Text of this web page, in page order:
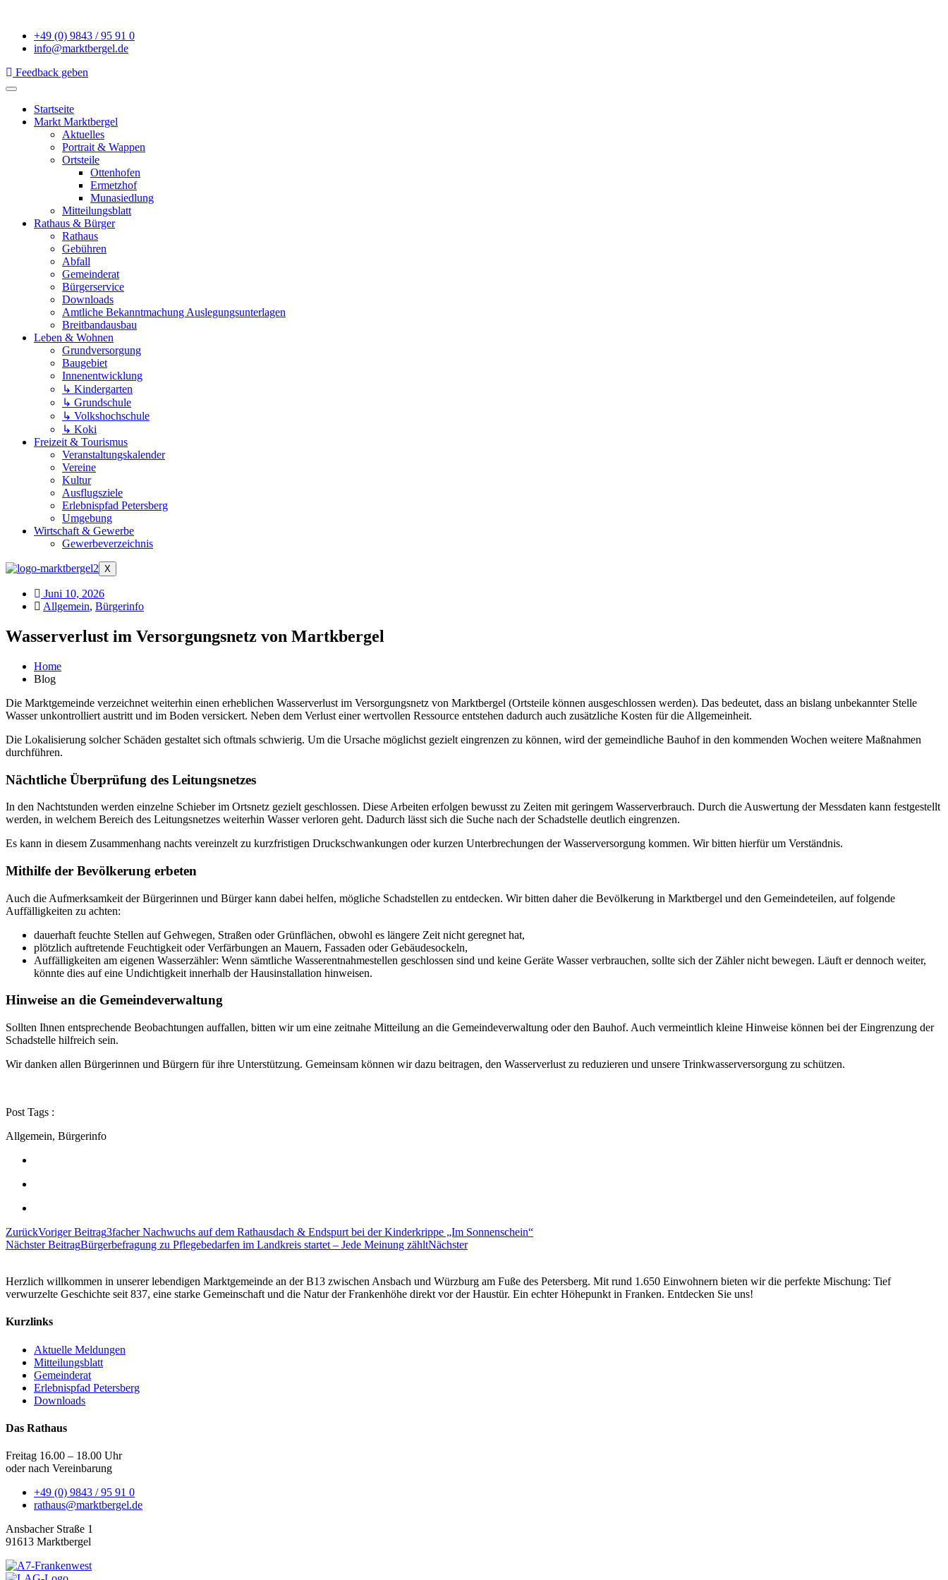
+49 (0) 9843 / 95 91 0
info@marktbergel.de
Feedback geben
Startseite
Markt Marktbergel
Aktuelles
Portrait & Wappen
Ortsteile
Ottenhofen
Ermetzhof
Munasiedlung
Mitteilungsblatt
Rathaus & Bürger
Rathaus
Gebühren
Abfall
Gemeinderat
Bürgerservice
Downloads
Amtliche Bekanntmachung Auslegungsunterlagen
Breitbandausbau
Leben & Wohnen
Grundversorgung
Baugebiet
Innenentwicklung
↳ Kindergarten
↳ Grundschule
↳ Volkshochschule
↳ Koki
Freizeit & Tourismus
Veranstaltungskalender
Vereine
Kultur
Ausflugsziele
Erlebnispfad Petersberg
Umgebung
Wirtschaft & Gewerbe
Gewerbeverzeichnis
X
Juni 10, 2026
Allgemein, Bürgerinfo
Wasserverlust im Versorgungsnetz von Martkbergel
Home
Blog
Die Marktgemeinde verzeichnet weiterhin einen erheblichen Wasserverlust im Versorgungsnetz von Marktbergel (Ortsteile können ausgeschlossen werden). Das bedeutet, dass an bislang unbekannter Stelle
Wasser unkontrolliert austritt und im Boden versickert. Neben dem Verlust einer wertvollen Ressource entstehen dadurch auch zusätzliche Kosten für die Allgemeinheit.
Die Lokalisierung solcher Schäden gestaltet sich oftmals schwierig. Um die Ursache möglichst gezielt eingrenzen zu können, wird der gemeindliche Bauhof in den kommenden Wochen weitere Maßnahmen
durchführen.
Nächtliche Überprüfung des Leitungsnetzes
In den Nachtstunden werden einzelne Schieber im Ortsnetz gezielt geschlossen. Diese Arbeiten erfolgen bewusst zu Zeiten mit geringem Wasserverbrauch. Durch die Auswertung der Messdaten kann festgestellt
werden, in welchem Bereich des Leitungsnetzes weiterhin Wasser verloren geht. Dadurch lässt sich die Suche nach der Schadstelle deutlich eingrenzen.
Es kann in diesem Zusammenhang nachts vereinzelt zu kurzfristigen Druckschwankungen oder kurzen Unterbrechungen der Wasserversorgung kommen. Wir bitten hierfür um Verständnis.
Mithilfe der Bevölkerung erbeten
Auch die Aufmerksamkeit der Bürgerinnen und Bürger kann dabei helfen, mögliche Schadstellen zu entdecken. Wir bitten daher die Bevölkerung in Marktbergel und den Gemeindeteilen, auf folgende
Auffälligkeiten zu achten:
dauerhaft feuchte Stellen auf Gehwegen, Straßen oder Grünflächen, obwohl es längere Zeit nicht geregnet hat,
plötzlich auftretende Feuchtigkeit oder Verfärbungen an Mauern, Fassaden oder Gebäudesockeln,
Auffälligkeiten am eigenen Wasserzähler: Wenn sämtliche Wasserentnahmestellen geschlossen sind und keine Geräte Wasser verbrauchen, sollte sich der Zähler nicht bewegen. Läuft er dennoch weiter,
könnte dies auf eine Undichtigkeit innerhalb der Hausinstallation hinweisen.
Hinweise an die Gemeindeverwaltung
Sollten Ihnen entsprechende Beobachtungen auffallen, bitten wir um eine zeitnahe Mitteilung an die Gemeindeverwaltung oder den Bauhof. Auch vermeintlich kleine Hinweise können bei der Eingrenzung der
Schadstelle hilfreich sein.
Wir danken allen Bürgerinnen und Bürgern für ihre Unterstützung. Gemeinsam können wir dazu beitragen, den Wasserverlust zu reduzieren und unsere Trinkwasserversorgung zu schützen.
Post Tags :
Allgemein, Bürgerinfo
ZurückVoriger Beitrag3facher Nachwuchs auf dem Rathausdach & Endspurt bei der Kinderkrippe „Im Sonnenschein“
Nächster BeitragBürgerbefragung zu Pflegebedarfen im Landkreis startet – Jede Meinung zähltNächster
Herzlich willkommen in unserer lebendigen Marktgemeinde an der B13 zwischen Ansbach und Würzburg am Fuße des Petersberg. Mit rund 1.650 Einwohnern bieten wir die perfekte Mischung: Tief
verwurzelte Geschichte seit 837, eine starke Gemeinschaft und die Natur der Frankenhöhe direkt vor der Haustür. Ein echter Höhepunkt in Franken. Entdecken Sie uns!
Kurzlinks
Aktuelle Meldungen
Mitteilungsblatt
Gemeinderat
Erlebnispfad Petersberg
Downloads
Das Rathaus
Freitag 16.00 – 18.00 Uhr
oder nach Vereinbarung
+49 (0) 9843 / 95 91 0
rathaus@marktbergel.de
Ansbacher Straße 1
91613 Marktbergel